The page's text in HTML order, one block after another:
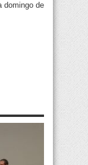
domingo de